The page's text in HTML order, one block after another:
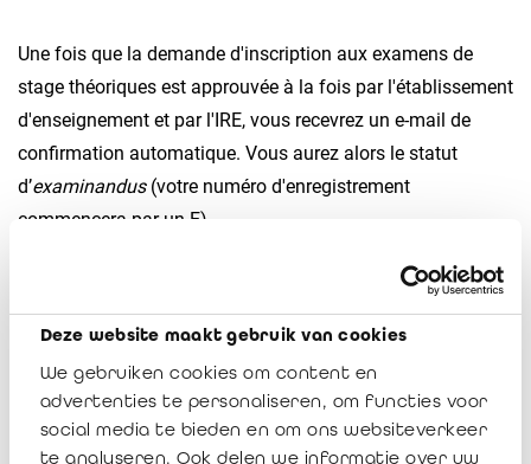
Deze website maakt gebruik van cookies
We gebruiken cookies om content en
advertenties te personaliseren, om functies voor
social media te bieden en om ons websiteverkeer
te analyseren. Ook delen we informatie over uw
Une fois que la demande d'inscription aux examens de
stage théoriques est approuvée à la fois par l'établissement
d'enseignement et par l'IRE, vous recevrez un e-mail de
confirmation automatique. Vous aurez alors le statut
d’examinandus(votre numéro d'enregistrement
commencera par un E).
À partir de ce moment-là, vous pourrez vous inscrire aux
examens de stage théoriques restants à présenter et
introduire une demande d'admission au stage afin d'obtenir
le statut de stagiaire (numéro d'enregistrement S).
Nous mettons tout en oeuvre pour que votre dossier soit